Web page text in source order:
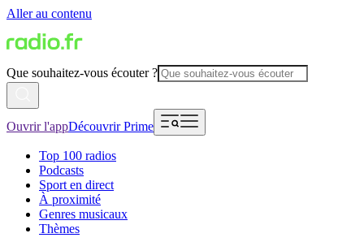
Aller au contenu
Que souhaitez-vous écouter ?
Ouvrir l'appDécouvrir Prime
Top 100 radios
Podcasts
Sport en direct
À proximité
Genres musicaux
Thèmes